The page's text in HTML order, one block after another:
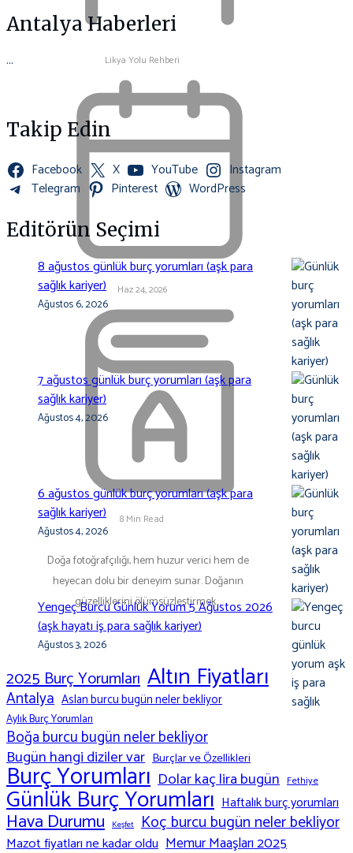
Likya Yolu Rehberi
Haz 24, 2026
8 Min Read
Doğa fotoğrafçılığı, hem huzur verici hem de
heyecan dolu bir deneyim sunar. Doğanın
güzelliklerini ölümsüzleştirmek…
Antalya Haberleri
...
Takip Edin
Facebook X YouTube
Instagram
Telegram
Pinterest WordPress
Editörün Seçimi
8 ağustos günlük burç yorumları (aşk para
sağlık kariyer)
Ağustos 6, 2026
7 ağustos günlük burç yorumları (aşk para
sağlık kariyer)
Ağustos 4, 2026
6 ağustos günlük burç yorumları (aşk para
sağlık kariyer)
Ağustos 4, 2026
Yengeç Burcu Günlük Yorum 5 Ağustos 2026
(aşk hayatı iş para sağlık kariyer)
Ağustos 3, 2026
2025 Burç Yorumları Altın Fiyatları
Antalya Aslan burcu bugün neler bekliyor
Aylık Burç Yorumları
Boğa burcu bugün neler bekliyor
Bugün hangi diziler var Burçlar ve Özellikleri
Burç Yorumları Dolar kaç lira bugün Fethiye
Günlük Burç Yorumları Haftalık burç yorumları
Hava Durumu Keşfet Koç burcu bugün neler bekliyor
Mazot fiyatları ne kadar oldu Memur Maaşları 2025